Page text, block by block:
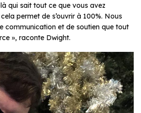
qui sait tout ce que vous avez
permet de s’ouvrir à 100%. Nous
communication et de soutien que tout
», raconte Dwight.